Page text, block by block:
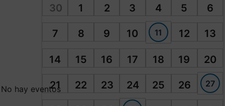
30 1 2 3 4 5 6
7 8 9 10 11 12 13
14 15 16 17 18 19 20
21 22 23 24 25 26 27
No hay eventos